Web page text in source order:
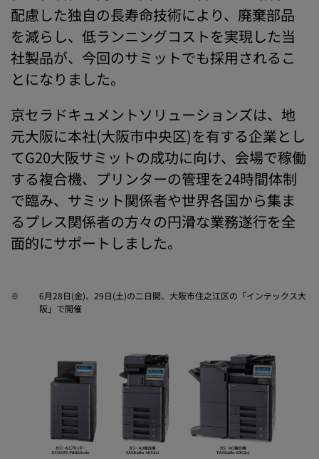
配慮した独自の長寿命技術により、廃棄部品
を減らし、低ランニングコストを実現した当
社製品が、今回のサミットでも採用されるこ
とになりました。
京セラドキュメントソリューションズは、地
元大阪に本社(大阪市中央区)を有する企業とし
てG20大阪サミットの成功に向け、会場で稼働
する複合機、プリンターの管理を24時間体制
で臨み、サミット関係者や世界各国から集ま
るプレス関係者の方々の円滑な業務遂行を全
面的にサポートしました。
※
6月28日(金)、29日(土)の二日間、大阪市住之江区の「インテックス大
阪」で開催